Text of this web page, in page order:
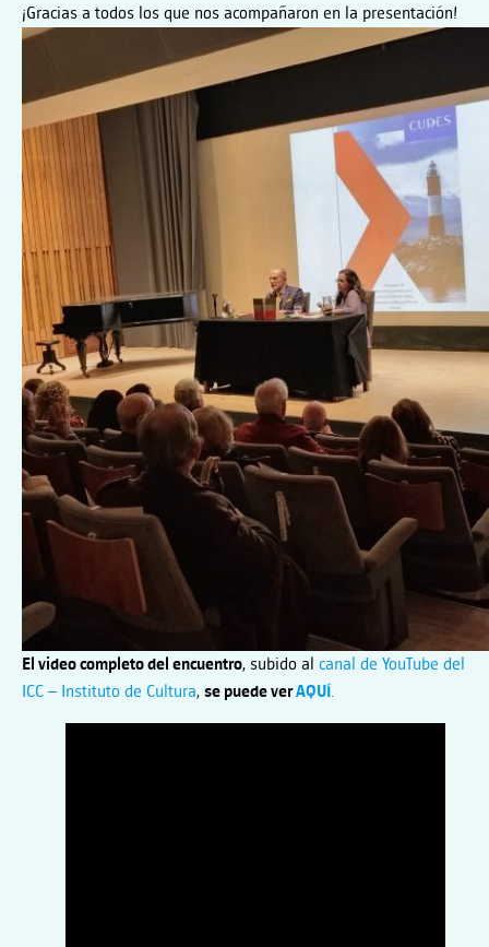
¡Gracias a todos los que nos acompañaron en la presentación!
El video completo del encuentro, subido al canal de YouTube del
ICC – Instituto de Cultura, se puede verAQUÍ.